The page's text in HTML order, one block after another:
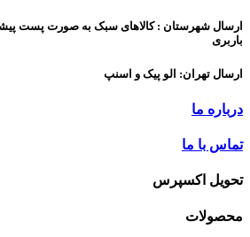
ارسال شهرستان : کالاهای سبک به صورت پست
باربری
ارسال تهران: الو پیک و اسنپ
درباره ما
تماس با ما
تحویل اکسپرس
محصولات